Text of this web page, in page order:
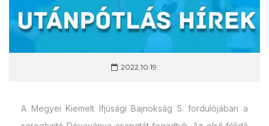
2022.10.19.
A Megyei Kiemelt Ifjúsági Bajnokság 5. fordulójában a